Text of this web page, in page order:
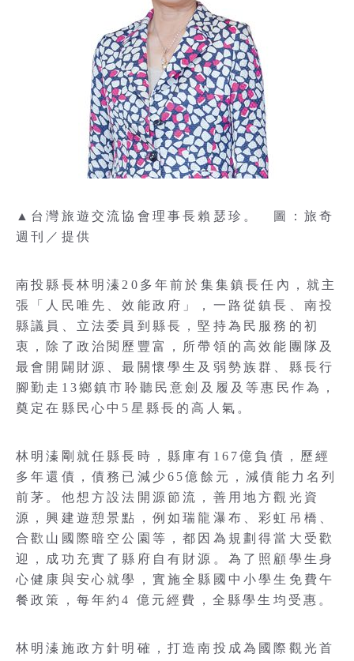
▲台灣旅遊交流協會理事長賴瑟珍。 圖：旅奇
週刊／提供
南投縣長林明溱20多年前於集集鎮長任內，就主
張「人民唯先、效能政府」，一路從鎮長、南投
縣議員、立法委員到縣長，堅持為民服務的初
衷，除了政治閱歷豐富，所帶領的高效能團隊及
最會開闢財源、最關懷學生及弱勢族群、縣長行
腳勤走13鄉鎮市聆聽民意劍及履及等惠民作為，
奠定在縣民心中5星縣長的高人氣。
林明溱剛就任縣長時，縣庫有167億負債，歷經
多年還債，債務已減少65億餘元，減債能力名列
前茅。他想方設法開源節流，善用地方觀光資
源，興建遊憩景點，例如瑞龍瀑布、彩虹吊橋、
合歡山國際暗空公園等，都因為規劃得當大受歡
迎，成功充實了縣府自有財源。為了照顧學生身
心健康與安心就學，實施全縣國中小學生免費午
餐政策，每年約4 億元經費，全縣學生均受惠。
林明溱施政方針明確，打造南投成為國際觀光首